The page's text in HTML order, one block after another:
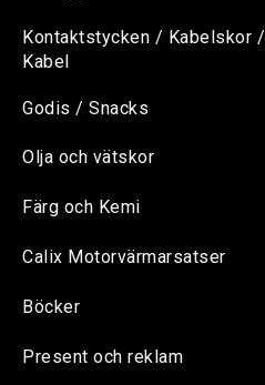
Kontaktstycken / Kabelskor /
Kabel
Godis / Snacks
Olja och vätskor
Färg och Kemi
Calix Motorvärmarsatser
Böcker
Present och reklam